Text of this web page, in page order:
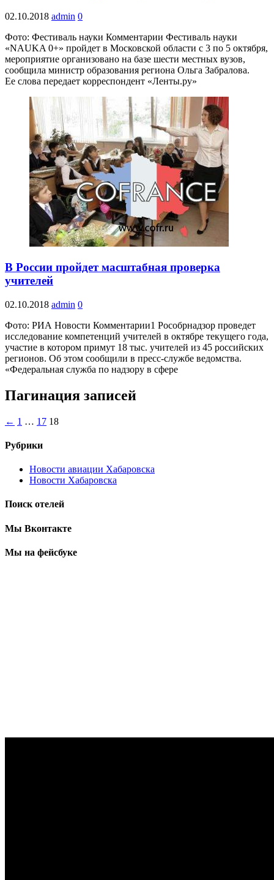
02.10.2018 admin 0
Фото: Фестиваль науки Комментарии Фестиваль науки
«NAUKA 0+» пройдет в Московской области с 3 по 5 октября,
мероприятие организовано на базе шести местных вузов,
сообщила министр образования региона Ольга Забралова.
Ее слова передает корреспондент «Ленты.ру»
В России пройдет масштабная проверка
учителей
02.10.2018 admin 0
Фото: РИА Новости Комментарии1 Рособрнадзор проведет
исследование компетенций учителей в октябре текущего года,
участие в котором примут 18 тыс. учителей из 45 российских
регионов. Об этом сообщили в пресс-службе ведомства.
«Федеральная служба по надзору в сфере
Пагинация записей
← 1 … 17 18
Рубрики
Новости авиации Хабаровска
Новости Хабаровска
Поиск отелей
Мы Вконтакте
Мы на фейсбуке